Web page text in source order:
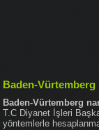
Baden-Vürtemberg
Baden-Vürtemberg
T.C Diyanet İşleri
yöntemlerle